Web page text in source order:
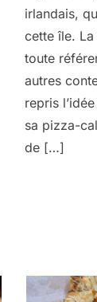
irlandais,
cette île.
toute
autres
repris
sa pizza-
de […]